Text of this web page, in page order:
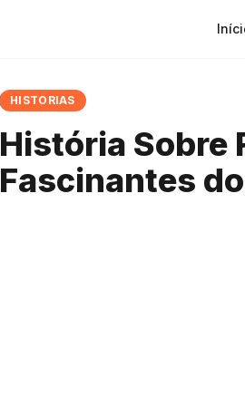
HISTORIAS
História Sobre
Fascinantes